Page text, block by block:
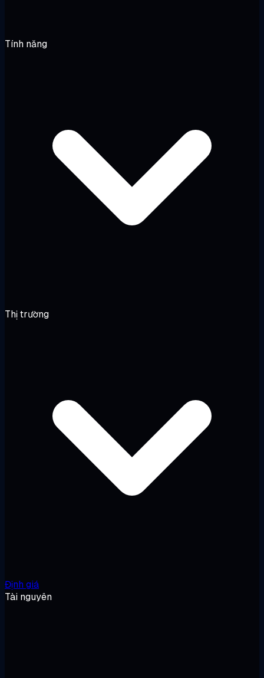
Tính năng
Thị trường
Định giá
Tài nguyên